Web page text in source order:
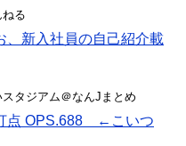
る
、新入社員の自己紹介載
タジアム＠なんJまとめ
点 OPS.688 ←こいつ